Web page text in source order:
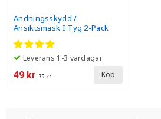
Andningsskydd /
Ansiktsmask I Tyg 2-Pack
Camouflage Tvättbart -
Röd Camouflage
Leverans 1-3 vardagar
49 kr 79 kr Köp